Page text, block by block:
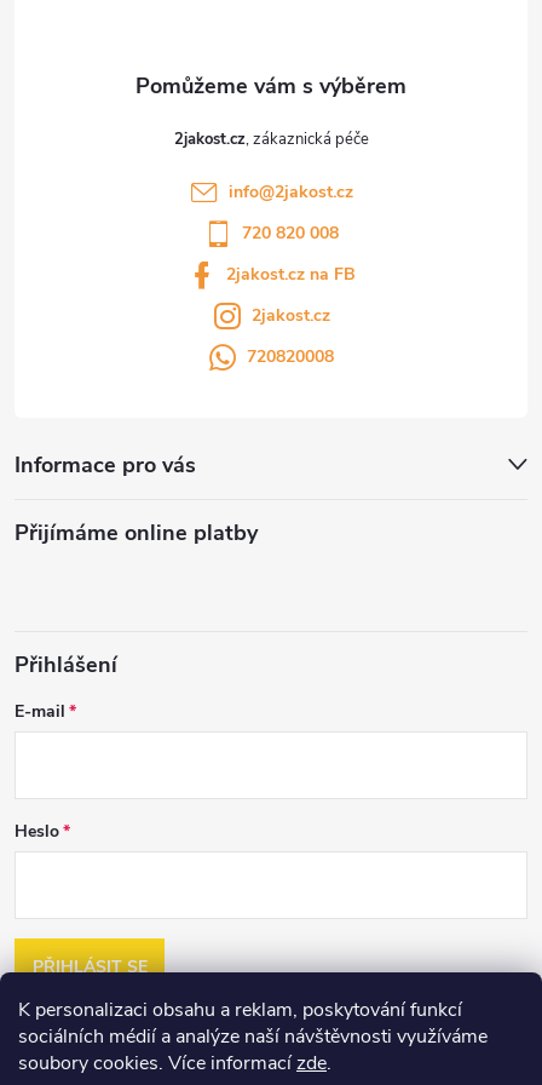
K personalizaci obsahu a reklam, poskytování funkcí
sociálních médií a analýze naší návštěvnosti využíváme
soubory cookies. Více informacízde.
2jakost.cz
info@2jakost.cz
720 820 008
2jakost.cz na FB
2jakost.cz
720820008
Informace pro vás
Přijímáme online platby
Přihlášení
E-mail
Heslo
PŘIHLÁSIT SE
Nová registrace
Zapomenuté heslo